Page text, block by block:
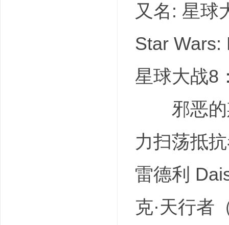
又名: 星球
Star Wars:
星球大战8
邪恶的
力扫荡抵
雷德利
克·天行者